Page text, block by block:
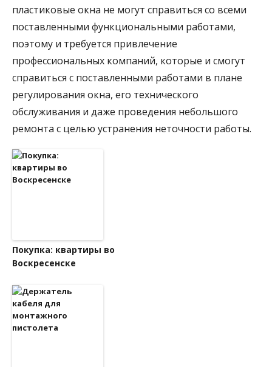
пластиковые окна не могут справиться со всеми
поставленными функциональными работами,
поэтому и требуется привлечение
профессиональных компаний, которые и смогут
справиться с поставленными работами в плане
регулирования окна, его технического
обслуживания и даже проведения небольшого
ремонта с целью устранения неточности работы.
Покупка: квартиры во
Воскресенске